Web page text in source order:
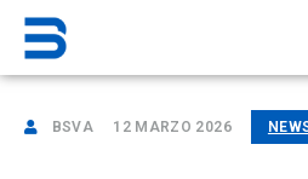
BSVA 12 MARZO 2026